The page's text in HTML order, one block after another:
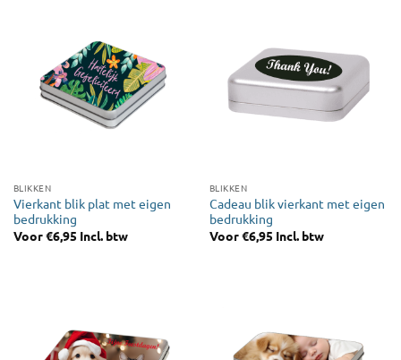
BLIKKEN
Vierkant blik plat met eigen
bedrukking
Voor€6,95 Incl. btw
BLIKKEN
Cadeau blik vierkant met eigen
bedrukking
Voor€6,95 Incl. btw